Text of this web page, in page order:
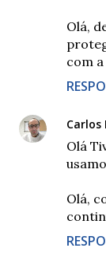
Olá,
com
Carlos
Olá
Olá,